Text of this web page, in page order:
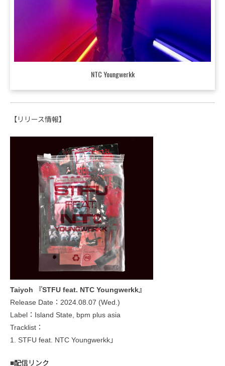
NTC Youngwerkk
【リリース情報】
Taiyoh 『STFU feat. NTC Youngwerkk』
Release Date：2024.08.07 (Wed.)
Label：Island State, bpm plus asia
Tracklist：
1. STFU feat. NTC Youngwerkk」
■配信リンク